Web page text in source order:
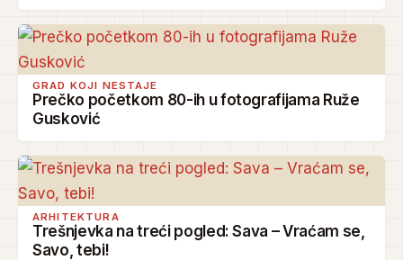
GRAD KOJI NESTAJE
Prečko početkom 80-ih u fotografijama Ruže
Gusković
ARHITEKTURA
Trešnjevka na treći pogled: Sava – Vraćam se,
Savo, tebi!